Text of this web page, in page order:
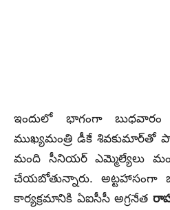
ఇందులో భాగంగా
ముఖ్యమంత్రి డీకే శివకుమార్‌తో
మంది సీనియర్ ఎమ్మెల్యేలు
చేయబోతున్నారు. అట్టహాసంగా
కార్యక్రమానికి ఏఐసీసీ అగ్రనేత